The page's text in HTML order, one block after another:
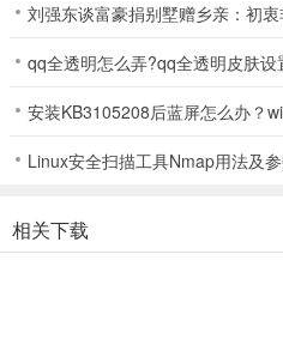
己的意志做出选择，抵达故事的结
【百策克敌，战意奔涌】
《星穹铁道》采用了全新的指令式
你可以借助「秘技」料敌机先，通
制敌人，再释放华丽的「终结技」
战更加无法预知的战斗环境。
刘强东谈富豪捐别墅赠乡亲：初
qq全透明怎么弄?qq全透明皮肤设
安装KB3105208后蓝屏怎么办？
Linux安全扫描工具Nmap用法及
相关下载